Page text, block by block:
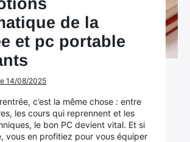
de la
et pc portable
14/08/2025
c’est la même chose : entre
les cours qui reprennent et les
le bon PC devient vital. Et si
vous en profitiez pour vous équiper